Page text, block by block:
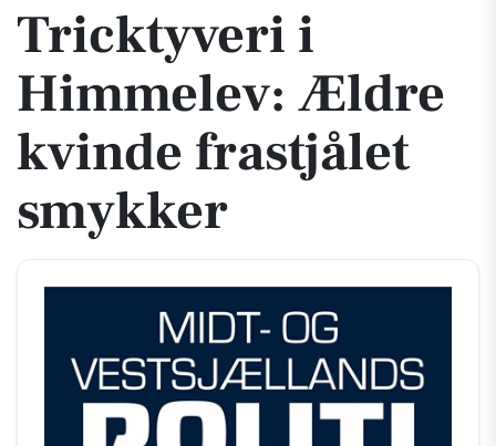
Tricktyveri i
Himmelev: Ældre
kvinde frastjålet
smykker